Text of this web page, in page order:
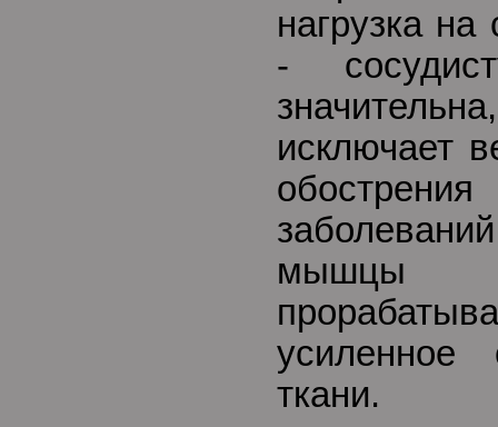
нагрузка
-
исключает
усиленное
ткани.